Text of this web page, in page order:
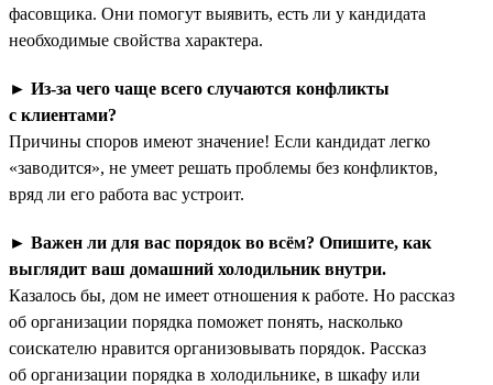
фасовщика. Они помогут выявить, есть ли у кандидата
необходимые свойства характера.
► Из-за чего чаще всего случаются конфликты
с клиентами?
Причины споров имеют значение! Если кандидат легко
«заводится», не умеет решать проблемы без конфликтов,
вряд ли его работа вас устроит.
► Важен ли для вас порядок во всём? Опишите, как
выглядит ваш домашний холодильник внутри.
Казалось бы, дом не имеет отношения к работе. Но рассказ
об организации порядка поможет понять, насколько
соискателю нравится организовывать порядок. Рассказ
об организации порядка в холодильнике, в шкафу или